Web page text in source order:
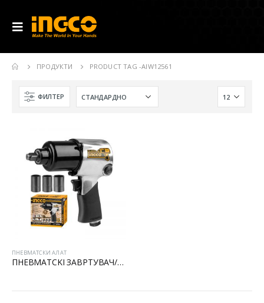
ПРОДУКТИ PRODUCT TAG -AIW12561
ФИЛТЕР
ПНЕВМАТСКИ АЛАТ
ПНЕВМАТСKI ЗАВРТУВАЧ/ОДВРТУВАЧ 1/2